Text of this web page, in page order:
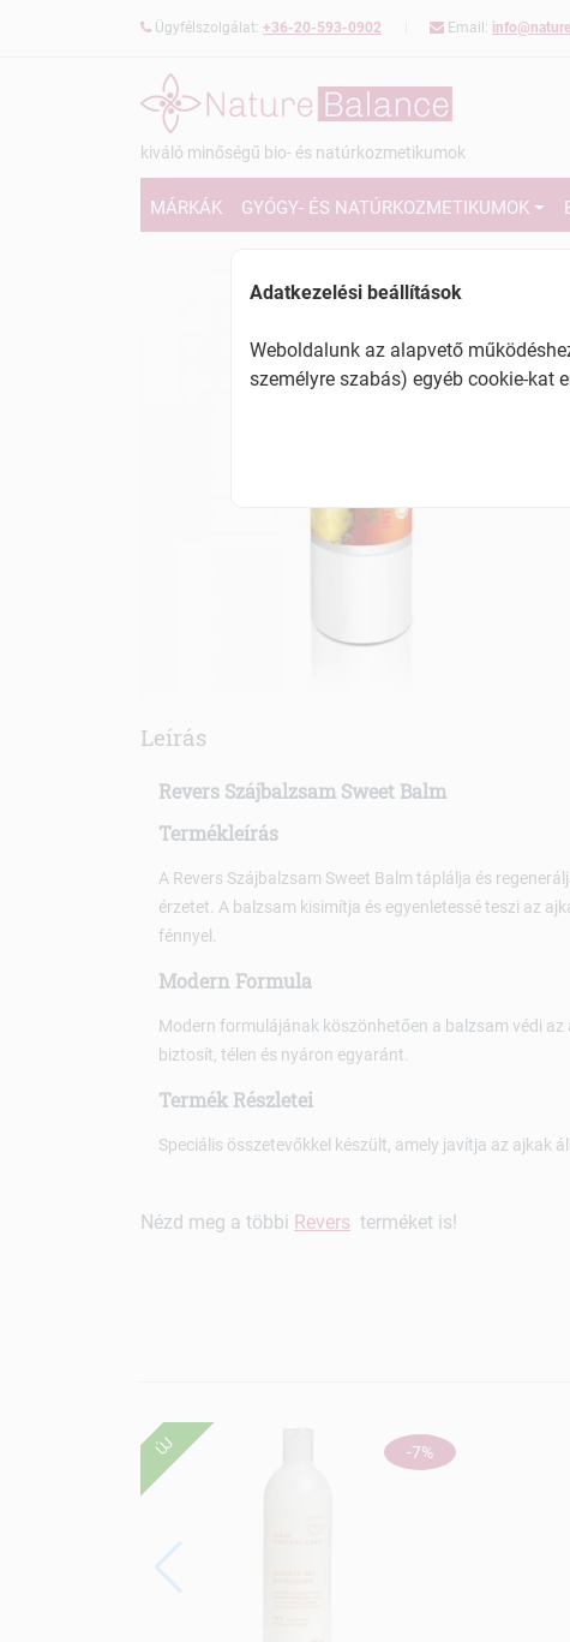
Ügyfélszolgálat: +36-20-593-0902 Email:
kiváló minőségű bio- és natúrkozmetikumok
MÁRKÁK GYÓGY- ÉS NATÚRKOZMETIKUMOK
Leírás
Revers Szájbalzsam Sweet Balm
Termékleírás
A Revers Szájbalzsam Sweet Balm táplálja és
érzetet. A balzsam kisimítja és egyenletessé teszi az
fénnyel.
Modern Formula
Modern formulájának köszönhetően a balzsam védi
biztosít, télen és nyáron egyaránt.
Termék Részletei
Speciális összetevőkkel készült, amely javítja az ajkak
Nézd meg a többi Revers terméket is!
-7%
ÚJ
Adatkezelési beállítások
Weboldalunk az alapvető
személyre szabás) egyéb cookie-kat